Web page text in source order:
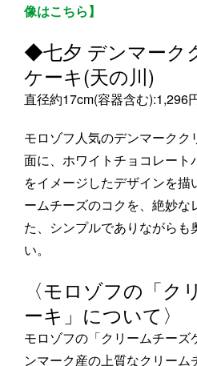
像はこちら】
◆七夕 デンマーク
ケーキ(天の川)
直径約17cm(容器含む):1,296
モロゾフ人気のデンマークク
面に、ホワイトチョコレート
をイメージしたデザインを描
ームチーズのコクを、絶妙な
た、シンプルでありながらも
い。
〈モロゾフの「ク
ーキ」について〉
モロゾフの「クリームチー
ンマーク産の上質なクリー